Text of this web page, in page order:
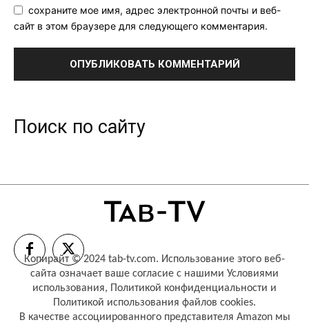
сохраните мое имя, адрес электронной почты и веб-
сайт в этом браузере для следующего комментария.
Поиск по сайту
Копирайт © 2024 tab-tv.com. Использование этого веб-
сайта означает ваше согласие с нашими Условиями
использования, Политикой конфиденциальности и
Политикой использования файлов cookies.
В качестве ассоциированного представителя Amazon мы